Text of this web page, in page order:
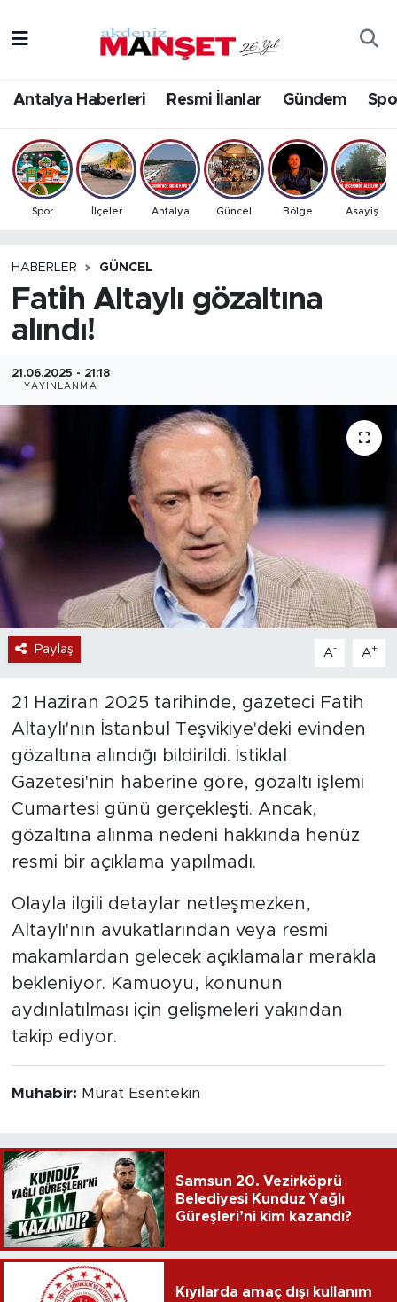
Antalya Haberleri Resmi İlanlar Gündem
Spor İlçeler Antalya Güncel Bölge Asayiş
HABERLER GÜNCEL
Fatih Altaylı gözaltına
alındı!
21.06.2025 - 21:18
YAYINLANMA
Paylaş A- A+
21 Haziran 2025 tarihinde, gazeteci Fatih
Altaylı'nın İstanbul Teşvikiye'deki evinden
gözaltına alındığı bildirildi. İstiklal
Gazetesi'nin haberine göre, gözaltı işlemi
Cumartesi günü gerçekleşti. Ancak,
gözaltına alınma nedeni hakkında henüz
resmi bir açıklama yapılmadı.
Olayla ilgili detaylar netleşmezken,
Altaylı'nın avukatlarından veya resmi
makamlardan gelecek açıklamalar merakla
bekleniyor. Kamuoyu, konunun
aydınlatılması için gelişmeleri yakından
takip ediyor.
Muhabir: Murat Esentekin
Samsun 20. Vezirköprü
Belediyesi Kunduz Yağlı
Güreşleri’ni kim kazandı?
Kıyılarda amaç dışı kullanım
Bilim & Teknoloji
Eğitim
Ekonomi
Gündem
İlçeler
Kültür- Sanat
Özel Haber
Politika
Resmi İlanlar
Sağlık
Spor
Turizm
Antalya Hava Durumu
Antalya Namaz Vakitleri
Antalya Trafik Yoğunluk Haritası
Tüm Manşetler
Son Dakika Haberleri
Haber Arşivi